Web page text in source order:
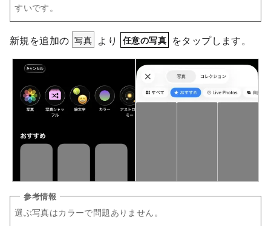
すいです。
新規を追加の 写真 より 任意の写真 をタップします。
選ぶ写真はカラーで問題ありません。